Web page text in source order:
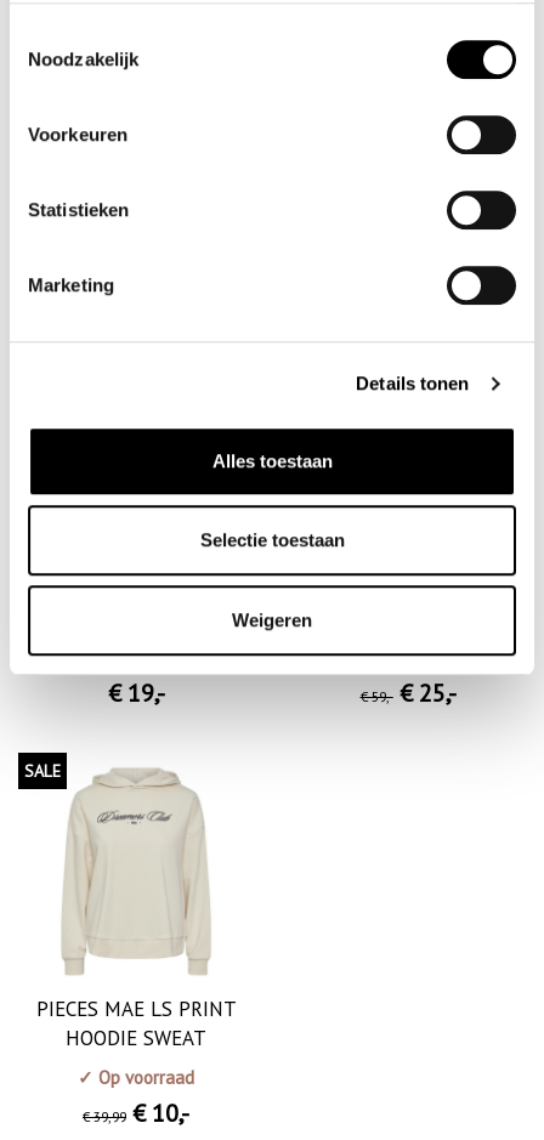
Noodzakelijk
Voorkeuren
Statistieken
Marketing
Details tonen
Alles toestaan
Selectie toestaan
Weigeren
MOHAIR
CARDIGAN MOHAIR
✓ Op voorraad
SWEATER BLACK CABLE
✓ Op voorraad
€ 19,-
KHAKI ZIPPER KNIT
✓ Op voorraad
€ 59,-€ 25,-
SALE
PIECES MAE LS PRINT
HOODIE SWEAT
✓ Op voorraad
€ 39,99 € 10,-